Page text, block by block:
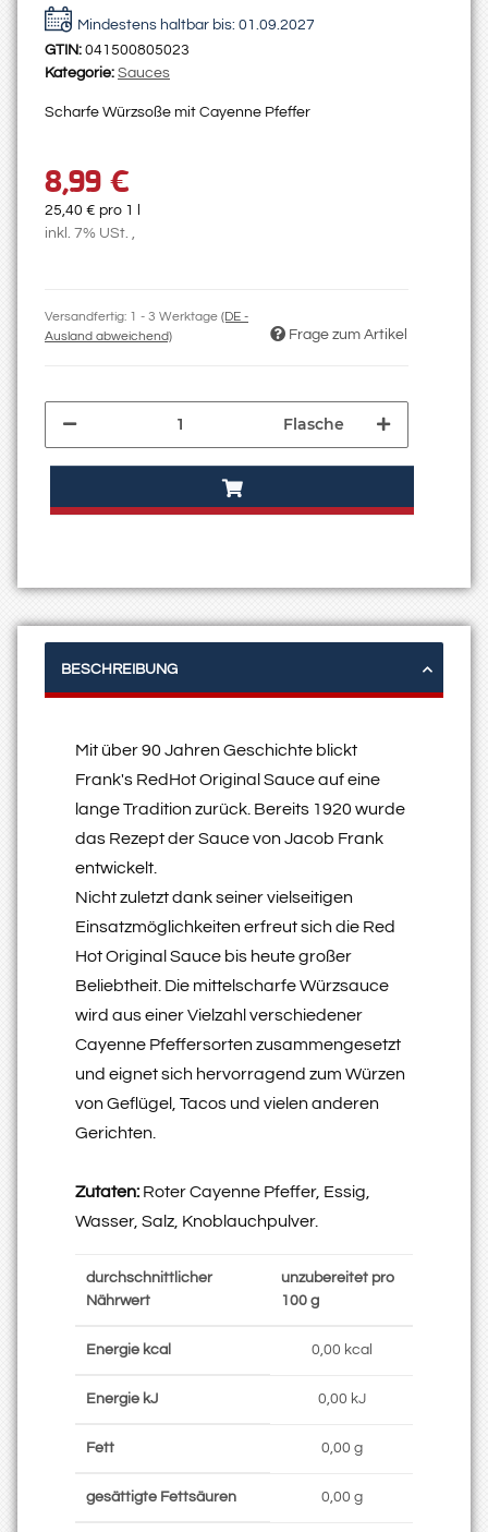
Mindestens haltbar bis: 01.09.2027
GTIN: 041500805023
Kategorie: Sauces
Scharfe Würzsoße mit Cayenne Pfeffer
8,99 €
25,40 € pro 1 l
inkl. 7% USt. ,
Versandfertig: 1 - 3 Werktage (DE -
Ausland abweichend)
Frage zum Artikel
Flasche
BESCHREIBUNG
Mit über 90 Jahren Geschichte blickt
Frank's RedHot Original Sauce auf eine
lange Tradition zurück. Bereits 1920 wurde
das Rezept der Sauce von Jacob Frank
entwickelt.
Nicht zuletzt dank seiner vielseitigen
Einsatzmöglichkeiten erfreut sich die Red
Hot Original Sauce bis heute großer
Beliebtheit. Die mittelscharfe Würzsauce
wird aus einer Vielzahl verschiedener
Cayenne Pfeffersorten zusammengesetzt
und eignet sich hervorragend zum Würzen
von Geflügel, Tacos und vielen anderen
Gerichten.
Zutaten: Roter Cayenne Pfeffer, Essig,
Wasser, Salz, Knoblauchpulver.
durchschnittlicher
Nährwert
unzubereitet pro
100 g
Energie kcal 0,00 kcal
Energie kJ 0,00 kJ
Fett 0,00 g
gesättigte Fettsäuren 0,00 g